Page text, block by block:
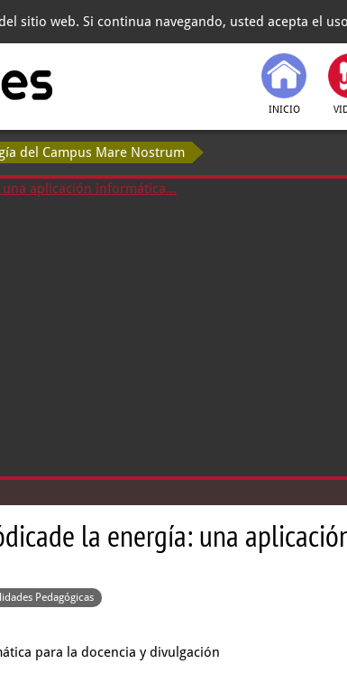
sitio web. Si continua navegando, usted acepta el
INICIO
del Campus Mare Nostrum
la energía: una
Pedagógicas
para la docencia y divulgación